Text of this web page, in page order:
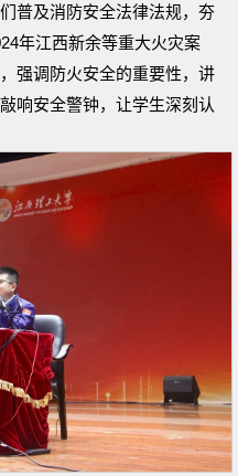
普及消防安全法律法规，夯
年江西新余等重大火灾案
强调防火安全的重要性，讲
响安全警钟，让学生深刻认